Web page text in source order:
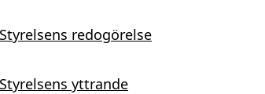
Styrelsens redogörelse
Styrelsens yttrande